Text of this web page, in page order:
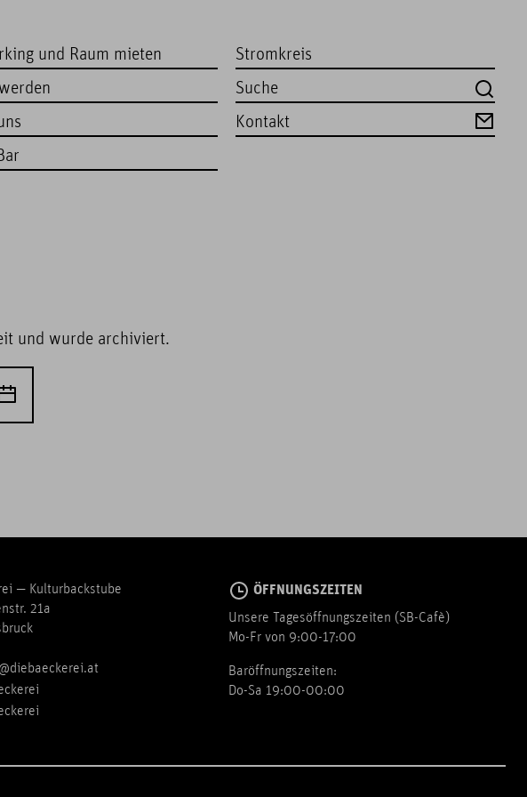
und Raum mieten Stromkreis
Kontakt
und wurde archiviert.
— Kulturbackstube
21a
ÖFFNUNGSZEITEN
Unsere Tagesöffnungszeiten (SB-Cafè)
Mo-Fr von 9:00-17:00
Baröffnungszeiten:
Do-Sa 19:00-00:00